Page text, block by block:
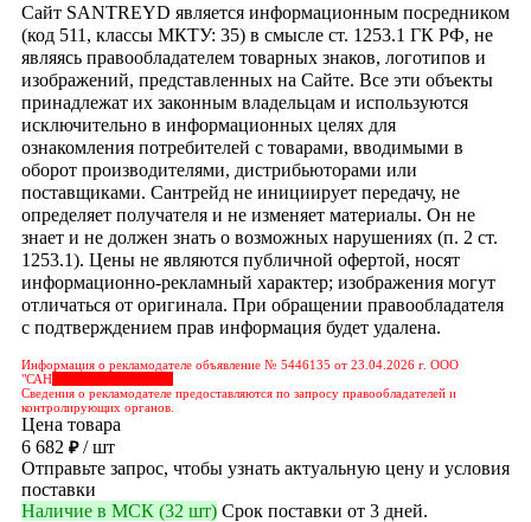
Сайт SANTREYD является информационным посредником
(код 511, классы МКТУ: 35) в смысле ст. 1253.1 ГК РФ, не
являясь правообладателем товарных знаков, логотипов и
изображений, представленных на Сайте. Все эти объекты
принадлежат их законным владельцам и используются
исключительно в информационных целях для
ознакомления потребителей с товарами, вводимыми в
оборот производителями, дистрибьюторами или
поставщиками. Сантрейд не инициирует передачу, не
определяет получателя и не изменяет материалы. Он не
знает и не должен знать о возможных нарушениях (п. 2 ст.
1253.1). Цены не являются публичной офертой, носят
информационно-рекламный характер; изображения могут
отличаться от оригинала. При обращении правообладателя
с подтверждением прав информация будет удалена.
Информация о рекламодателе объявление № 5446135 от 23.04.2026 г. ООО
"САН
Сведения о рекламодателе предоставляются по запросу правообладателей и
контролирующих органов.
Цена товара
6 682 ₽/ шт
Отправьте запрос, чтобы узнать актуальную цену и условия
поставки
Наличие в МСК (32 шт) Срок поставки от 3 дней.